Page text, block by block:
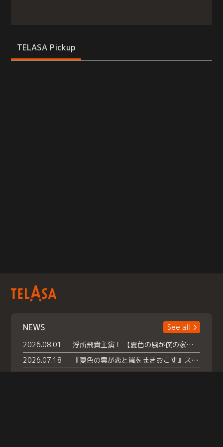
TELASA Pickup
NEWS
See all
2026.08.01
浮所飛貴主演！ 【夏色の風が僕の家にやってきた】 本日よりテラサで独占配信スタート！
2026.07.18
『夏色の雲が恋と嵐をまきおこす』スペシャルメイキング 【Part1】2026年７月18日（土）23時30分～配信スタート！話題のシーンの裏側を大公開！豪華キャスト大集合！ 『武宮家 真夏の家族会議』開催！